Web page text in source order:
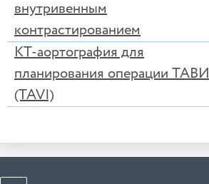
внутривенным
контрастированием
КТ-аортография для
планирования операции ТАВИ
(TAVI)